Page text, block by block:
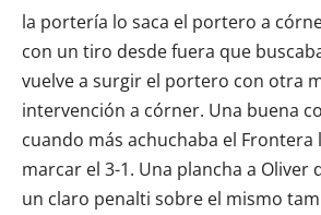
la portería lo saca el portero a
con un tiro desde fuera que
vuelve a surgir el portero con otra
intervención a córner. Una buena
cuando más achuchaba el Frontera
marcar el 3-1. Una plancha a Oliver
un claro penalti sobre el mismo